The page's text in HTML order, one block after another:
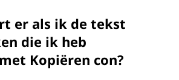
er als ik de tekst
die ik heb
Kopiëren con?